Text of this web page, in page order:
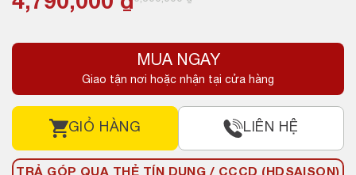
là:
tại
4,790,000 ₫.
MUA NGAY
Giao tận nơi hoặc nhận tại cửa hàng
GIỎ HÀNG LIÊN HỆ